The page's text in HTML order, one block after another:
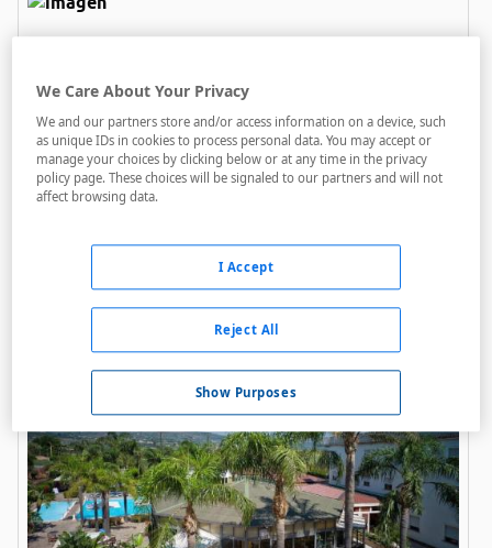
Kings House
Bares / Restaurantes
Acceso personas con movilidad reducida
We Care About Your Privacy
We and our partners store and/or access information on a device, such
as unique IDs in cookies to process personal data. You may accept or
manage your choices by clicking below or at any time in the privacy
policy page. These choices will be signaled to our partners and will not
affect browsing data.
Show Purposes
Reject All
I Accept